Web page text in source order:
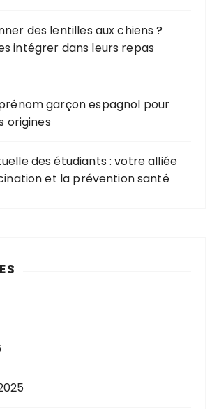
des lentilles aux chiens ?
intégrer dans leurs repas
garçon espagnol pour
origines
des étudiants : votre alliée
et la prévention santé